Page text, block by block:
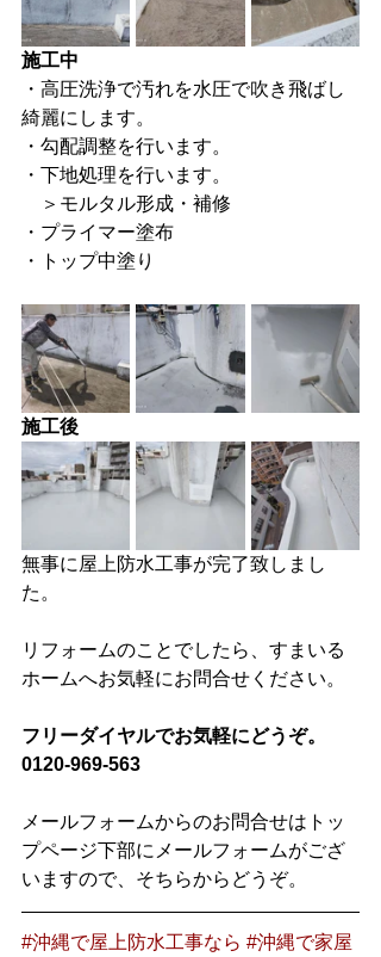
施工中
・高圧洗浄で汚れを水圧で吹き飛ばし
綺麗にします。
・勾配調整を行います。
・下地処理を行います。
＞モルタル形成・補修
・プライマー塗布
・トップ中塗り
施工後
無事に屋上防水工事が完了致しまし
た。
リフォームのことでしたら、すまいる
ホームへお気軽にお問合せください。
フリーダイヤルでお気軽にどうぞ。
0120-969-563
メールフォームからのお問合せはトッ
プページ下部にメールフォームがござ
いますので、そちらからどうぞ。
#沖縄で屋上防水工事なら #沖縄で家屋